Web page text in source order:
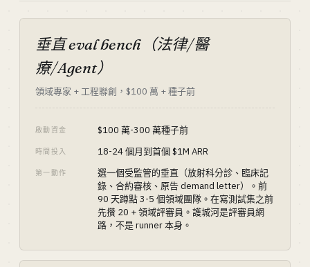
垂直 eval bench（法律/醫
療/Agent）
領域專家 + 工程聯創，$100 萬 + 種子前
啟動資金 $100 萬-300 萬種子前
時間投入 18-24 個月到首個 $1M ARR
第一動作
選一個受監管的垂直（放射科分診、臨床記
錄、合約審核、原告 demand letter）。前
90 天蹲點 3-5 個領域團隊。在寫測試集之前
先攢 20 + 領域評審員。護城河是評審員網
路，不是 runner 本身。